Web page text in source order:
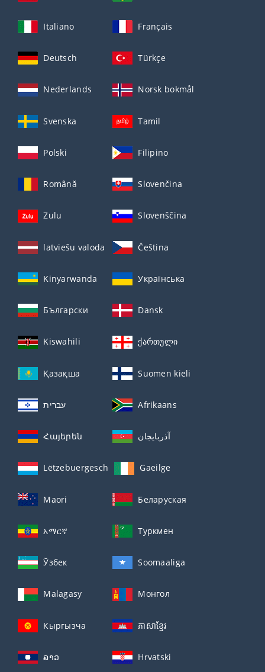
Italiano Français
Deutsch Türkçe
Nederlands Norsk bokmål
Svenska Tamil
Polski Filipino
Română Slovenčina
Zulu Slovenščina
latviešu valoda Čeština
Kinyarwanda Українська
Български Dansk
Kiswahili ქართული
Қазақша Suomen kieli
עברית Afrikaans
Հայերեն آذربايجان
Lëtzebuergesch Gaeilge
Maori Беларуская
አማርኛ Туркмен
Ўзбек Soomaaliga
Malagasy Монгол
Кыргызча ភាសាខ្មែរ
ລາວ Hrvatski